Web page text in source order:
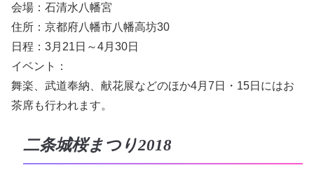
会場：石清水八幡宮
住所：京都府八幡市八幡高坊30
日程：3月21日～4月30日
イベント：
舞楽、武道奉納、献花展などのほか4月7日・15日にはお
茶席も行われます。
二条城桜まつり2018